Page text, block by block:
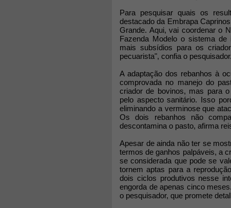
Para pesquisar quais os
destacado da Embrapa
Grande. Aqui, vai coordenar o
Fazenda Modelo o sistema
mais subsídios para os
pecuarista", confia o pesquisador.
A adaptação dos rebanhos à
comprovada no manejo do
criador de bovinos, mas para
pelo aspecto sanitário. Isso
eliminando a verminose que
Os dois rebanhos não
descontamina o pasto, afirma
Apesar de ainda não ter se
termos de ganhos palpáveis, a
se considerada que pode se
tornem aptas para a
dois ciclos produtivos nesse
engorda de apenas cinco
o pesquisador, que promete